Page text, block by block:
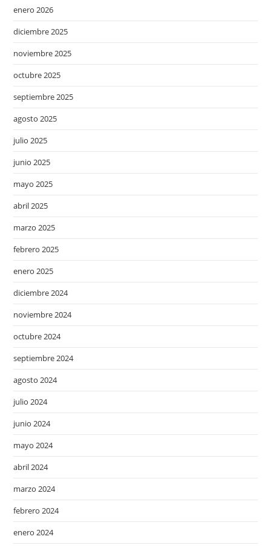
enero 2026
diciembre 2025
noviembre 2025
octubre 2025
septiembre 2025
agosto 2025
julio 2025
junio 2025
mayo 2025
abril 2025
marzo 2025
febrero 2025
enero 2025
diciembre 2024
noviembre 2024
octubre 2024
septiembre 2024
agosto 2024
julio 2024
junio 2024
mayo 2024
abril 2024
marzo 2024
febrero 2024
enero 2024